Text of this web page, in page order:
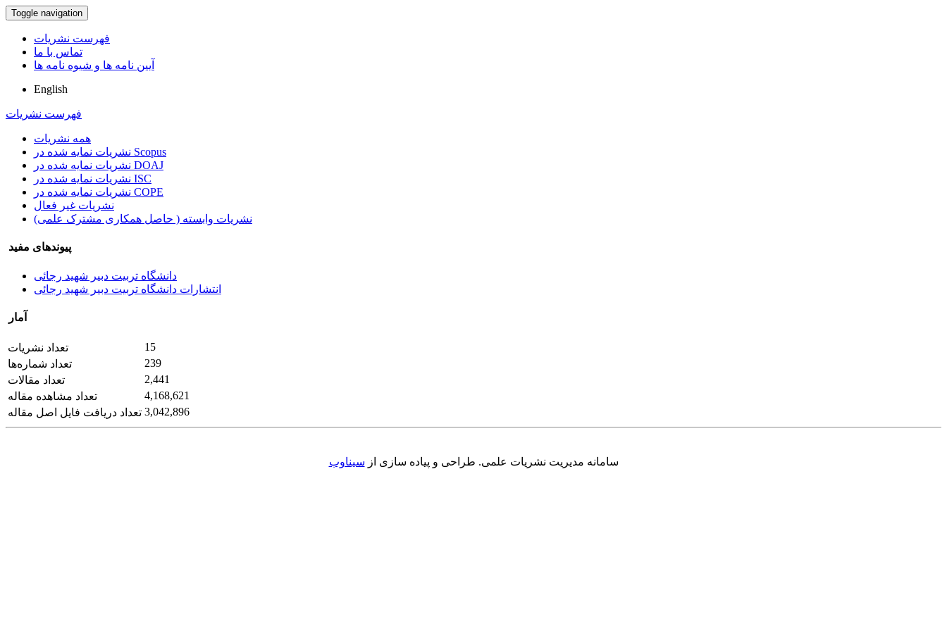
Toggle navigation
فهرست نشریات
تماس با ما
آیین نامه ها و شیوه نامه ها
English
فهرست نشریات
همه نشریات
نشریات نمایه شده در Scopus
نشریات نمایه شده در DOAJ
نشریات نمایه شده در ISC
نشریات نمایه شده در COPE
نشریات غیر فعال
نشریات وابسته ( حاصل همکاری مشترک علمی)
پیوندهای مفید
دانشگاه تربیت دبیر شهید رجائی
انتشارات دانشگاه تربیت دبیر شهید رجائی
آمار
تعداد نشریات
15
تعداد شماره‌ها
239
تعداد مقالات
2,441
تعداد مشاهده مقاله
4,168,621
تعداد دریافت فایل اصل مقاله 3,042,896
سامانه مدیریت نشریات علمی. طراحی و پیاده سازی از سیناوب